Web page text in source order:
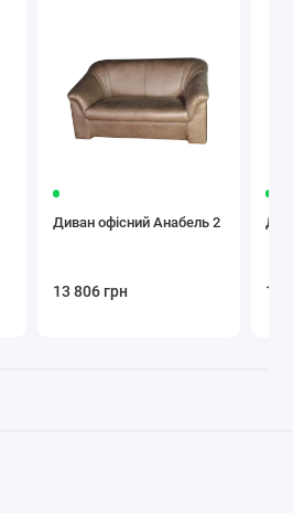
Диван офісний Анабель 2
13 806 грн 17